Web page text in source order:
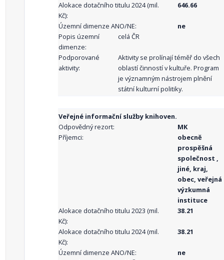
Alokace dotačního titulu 2024 (mil.
Kč):
646.66
Územní dimenze ANO/NE:
ne
Popis územní
dimenze:
celá ČR
Podporované
aktivity:
Aktivity se prolínají téměř do všech
oblastí činností v kultuře. Program
je významným nástrojem plnění
státní kulturní politiky.
Veřejné informační služby knihoven.
Odpovědný rezort:
MK
Příjemci:
obecně
prospěšná
společnost ,
jiné, kraj,
obec, veřejná
výzkumná
instituce
Alokace dotačního titulu 2023 (mil.
Kč):
38.21
Alokace dotačního titulu 2024 (mil.
Kč):
38.21
Územní dimenze ANO/NE:
ne